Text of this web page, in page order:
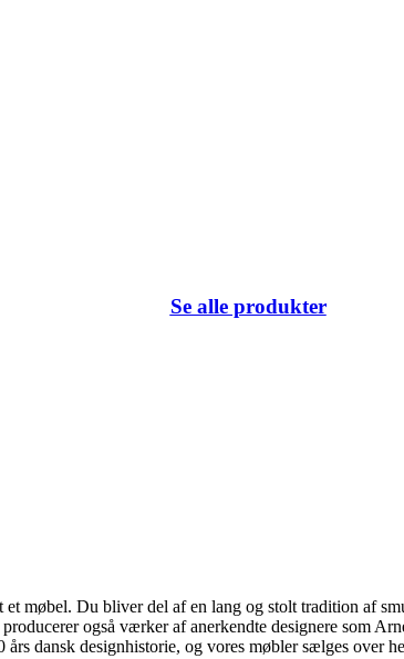
Se alle produkter
møbel. Du bliver del af en lang og stolt tradition af
også værker af anerkendte designere som
dansk designhistorie, og vores møbler sælges over